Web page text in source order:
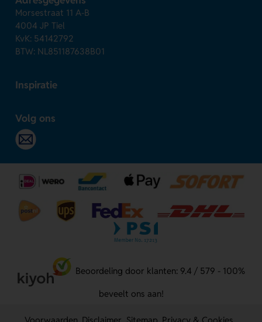
Morsestraat 11 A-B
4004 JP Tiel
KvK: 54142792
BTW: NL851187638B01
Inspiratie
Volg ons
Beoordeling door klanten: 9.4 / 579 - 100%
beveelt ons aan!